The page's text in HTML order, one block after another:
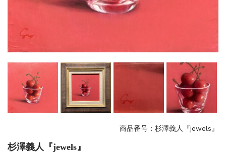
商品番号：杉澤義人『jewels』
杉澤義人『jewels』